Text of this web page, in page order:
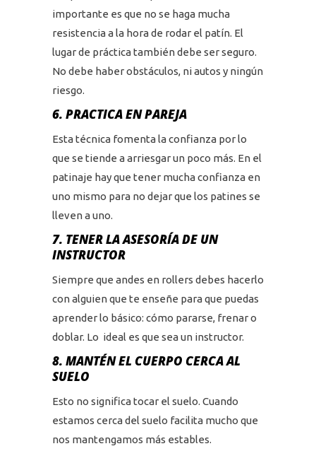
importante es que no se haga mucha
resistencia a la hora de rodar el patín. El
lugar de práctica también debe ser seguro.
No debe haber obstáculos, ni autos y ningún
riesgo.
6. PRACTICA EN PAREJA
Esta técnica fomenta la confianza por lo
que se tiende a arriesgar un poco más. En el
patinaje hay que tener mucha confianza en
uno mismo para no dejar que los patines se
lleven a uno.
7. TENER LA ASESORÍA DE UN
INSTRUCTOR
Siempre que andes en rollers debes hacerlo
con alguien que te enseñe para que puedas
aprender lo básico: cómo pararse, frenar o
doblar. Lo ideal es que sea un instructor.
8. MANTÉN EL CUERPO CERCA AL
SUELO
Esto no significa tocar el suelo. Cuando
estamos cerca del suelo facilita mucho que
nos mantengamos más estables.